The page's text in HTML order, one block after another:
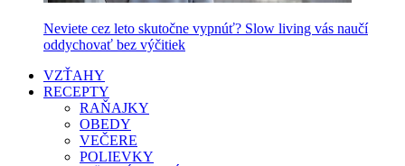
Neviete cez leto skutočne vypnúť? Slow living vás naučí
oddychovať bez výčitiek
VZŤAHY
RECEPTY
RAŇAJKY
OBEDY
VEČERE
POLIEVKY